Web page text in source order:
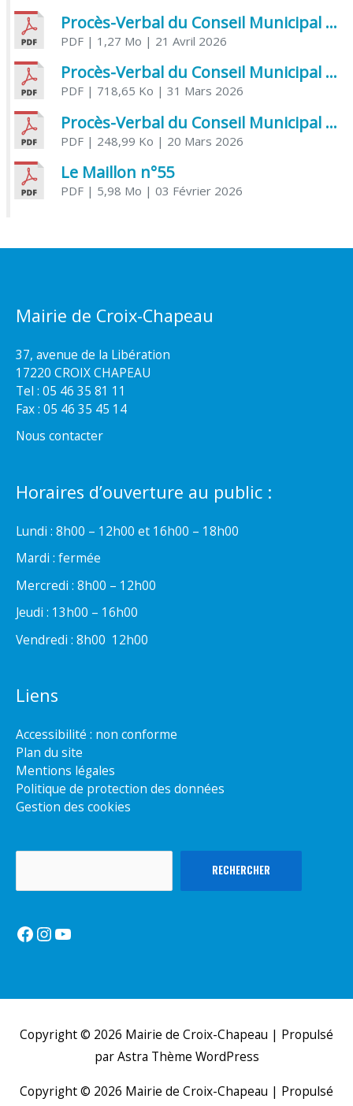
Procès-Verbal du Conseil Municipal du 21 avril 2026
PDF| 1,27 Mo | 21 Avril 2026
Procès-Verbal du Conseil Municipal du 31 mars 2026
PDF| 718,65 Ko | 31 Mars 2026
Procès-Verbal du Conseil Municipal du 20 mars 2026
PDF| 248,99 Ko | 20 Mars 2026
Le Maillon n°55
PDF| 5,98 Mo | 03 Février 2026
Mairie de Croix-Chapeau
37, avenue de la Libération
17220 CROIX CHAPEAU
Tel : 05 46 35 81 11
Fax : 05 46 35 45 14
Nous contacter
Horaires d’ouverture au public :
Lundi : 8h00 – 12h00 et 16h00 – 18h00
Mardi : fermée
Mercredi : 8h00 – 12h00
Jeudi : 13h00 – 16h00
Vendredi : 8h00  12h00
Liens
Accessibilité : non conforme
Plan du site
Mentions légales
Politique de protection des données
Gestion des cookies
RECHERCHER
Facebook
Instagram
YouTube
Copyright © 2026 Mairie de Croix-Chapeau | Propulsé
parAstra Thème WordPress
Copyright © 2026 Mairie de Croix-Chapeau | Propulsé